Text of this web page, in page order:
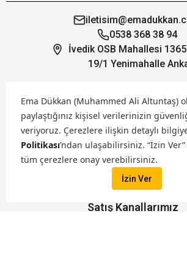
Ema Dükkan (Muhammed Ali Altuntaş)
paylaştığınız kişisel verilerinizin
veriyoruz. Çerezlere ilişkin detaylı
Politikası’ndan ulaşabilirsiniz. “İzin
tüm çerezlere onay verebilirsiniz.
İzin Ver
0538 368 38 94
İvedik OSB Mahallesi
19/1 Yenimahalle
Öne Çıkanlar
Hakkımızda
Markalarımız
Satış Kanallarımız